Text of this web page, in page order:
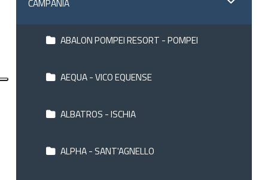
CAMPANIA
ABALON POMPEI RESORT - POMPEI
AEQUA - VICO EQUENSE
ALBATROS - ISCHIA
ALPHA - SANT'AGNELLO